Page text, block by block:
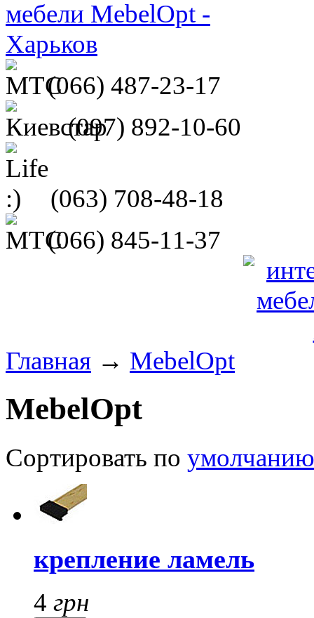
(066) 487-23-17
(097) 892-10-60
(063) 708-48-18
(066) 845-11-37
Главная → MebelOpt
MebelOpt
Сортировать по умолчанию
крепление ламель
4 грн